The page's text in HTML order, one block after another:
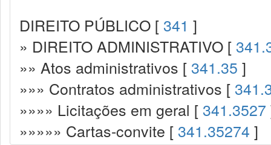
DIREITO PÚBLICO [ 341 ]
» DIREITO ADMINISTRATIVO [
»» Atos administrativos [ 341.35 ]
»»» Contratos administrativos [
»»»» Licitações em geral [ 341.3527
»»»»» Cartas-convite [ 341.35274 ]